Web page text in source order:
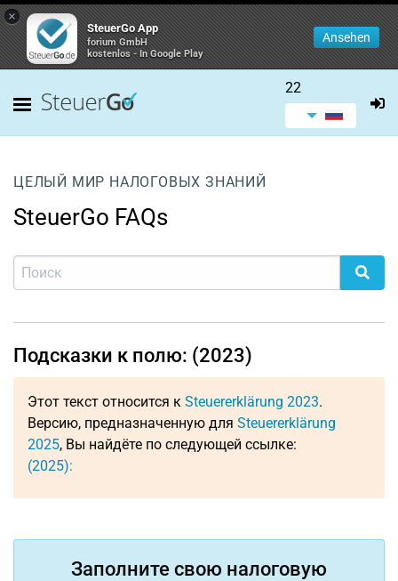
×
SteuerGo App
forium GmbH
kostenlos - In Google Play
Ansehen
22
ЦЕЛЫЙ МИР НАЛОГОВЫХ ЗНАНИЙ
SteuerGo FAQs
Подсказки к полю: (2023)
Этот текст относится к Steuererklärung 2023.
Версию, предназначенную для Steuererklärung
2025, Вы найдёте по следующей ссылке:
(2025):
Заполните свою налоговую